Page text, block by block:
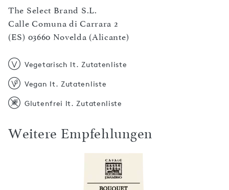
The Select Brand S.L.
Calle Comuna di Carrara 2
(ES) 03660 Novelda (Alicante)
Vegetarisch lt. Zutatenliste
Vegan lt. Zutatenliste
Glutenfrei lt. Zutatenliste
Weitere Empfehlungen